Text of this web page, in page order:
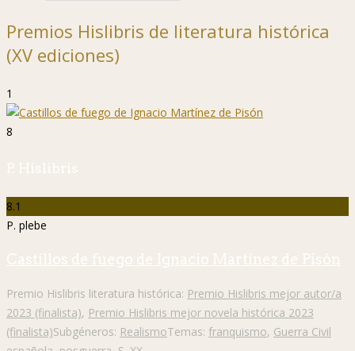
Premios Hislibris de literatura histórica
(XV ediciones)
1
8
P. Hislibris
8.1
P. plebe
Castillos de fuego de Ignacio Martínez de Pisón
Premio Hislibris literatura histórica: Premio Hislibris mejor autor/a
2023 (finalista), Premio Hislibris mejor novela histórica 2023
(finalista)Subgéneros: RealismoTemas: franquismo, Guerra Civil